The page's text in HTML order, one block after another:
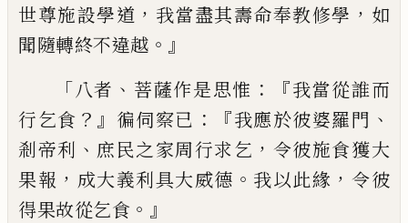
世尊施設學道 ， 我當盡其壽命奉教修學 ， 如
聞隨轉終不違越 。』
「八者 、 菩薩作是思惟 ：『我當從誰而
行乞食 ？』 徧伺察已 ：『我應於彼婆羅門 、
剎帝利 、 庶民之家周行求乞 ， 令彼施食獲大
果報 ， 成大義利具大威德 。 我以此緣 ，令彼
得果故從乞食 。』